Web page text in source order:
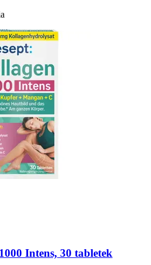
Intens, 30 tabletek